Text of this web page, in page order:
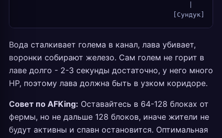
                                       [Сундук]
Вода сталкивает голема в канал, лава убивает,
воронки собирают железо. Сам голем не горит в
лаве долго - 2-3 секунды достаточно, у него много
HP, поэтому лава должна быть в узком коридоре.
Совет по AFKing: Оставайтесь в 64-128 блоках от
фермы, но не дальше 128 блоков, иначе жители не
будут активны и спавн остановится. Оптимальная